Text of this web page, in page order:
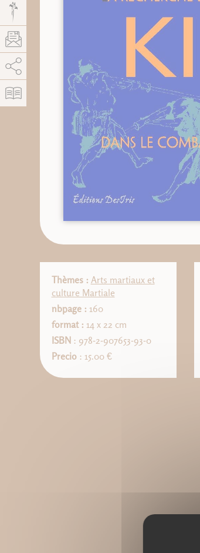
Thèmes : Arts martiaux et
culture Martiale
nbpage : 160
format : 14 x 22 cm
ISBN : 978-2-907653-93-0
Precio: 15.00 €
AddThis está deshabilitado. Permitir